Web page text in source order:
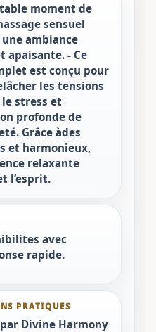
moment de
sensuel
ambiance
apaisante. - Ce
est conçu pour
les tensions
stress et
profonde de
Grâce àdes
et harmonieux,
relaxante
l’esprit.
avec
rapide.
Divine Harmony